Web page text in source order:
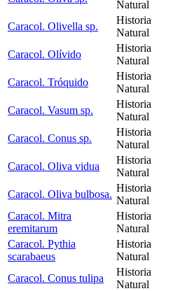
Natural
Caracol. Olivella sp.
Historia
Natural
Caracol. Olívido
Historia
Natural
Caracol. Tróquido
Historia
Natural
Caracol. Vasum sp.
Historia
Natural
Caracol. Conus sp.
Historia
Natural
Caracol. Oliva vidua
Historia
Natural
Caracol. Oliva bulbosa.
Historia
Natural
Caracol. Mitra
eremitarum
Historia
Natural
Caracol. Pythia
scarabaeus
Historia
Natural
Caracol. Conus tulipa
Historia
Natural